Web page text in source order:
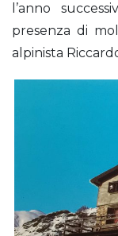
l’anno
presenza di
alpinista